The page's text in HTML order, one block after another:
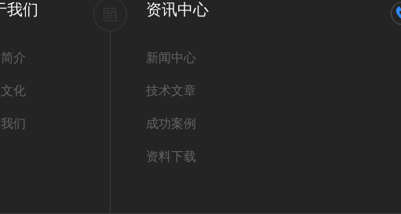
我们
介
化
们
资讯中心
新闻中心
技术文章
成功案例
资料下载